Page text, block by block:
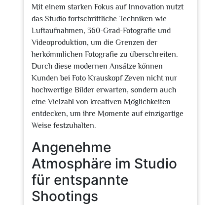
Mit einem starken Fokus auf Innovation nutzt
das Studio fortschrittliche Techniken wie
Luftaufnahmen, 360-Grad-Fotografie und
Videoproduktion, um die Grenzen der
herkömmlichen Fotografie zu überschreiten.
Durch diese modernen Ansätze können
Kunden bei Foto Krauskopf Zeven nicht nur
hochwertige Bilder erwarten, sondern auch
eine Vielzahl von kreativen Möglichkeiten
entdecken, um ihre Momente auf einzigartige
Weise festzuhalten.
Angenehme
Atmosphäre im Studio
für entspannte
Shootings